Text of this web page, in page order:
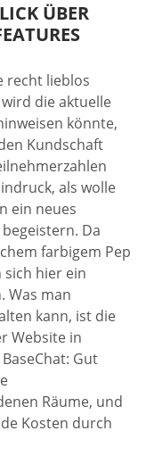
ÜBER
recht lieblos
die aktuelle
könnte,
Kundschaft
als wolle
ein neues
Da
farbigem Pep
hier ein
Was man
kann, ist die
Website in
Gut
Räume, und
Kosten durch